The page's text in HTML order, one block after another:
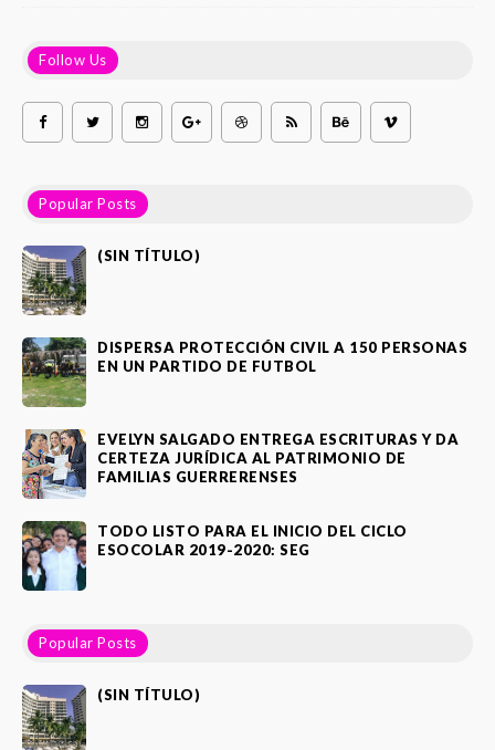
Follow Us
Popular Posts
(SIN TÍTULO)
DISPERSA PROTECCIÓN CIVIL A 150 PERSONAS
EN UN PARTIDO DE FUTBOL
EVELYN SALGADO ENTREGA ESCRITURAS Y DA
CERTEZA JURÍDICA AL PATRIMONIO DE
FAMILIAS GUERRERENSES
TODO LISTO PARA EL INICIO DEL CICLO
ESOCOLAR 2019-2020: SEG
Popular Posts
(SIN TÍTULO)